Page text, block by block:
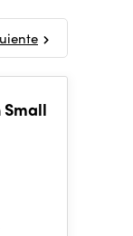
Small